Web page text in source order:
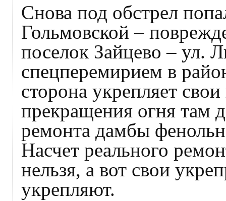
Снова под обстрел
Гольмовской –
поселок Зайцево – ул.
спецперемирием в
сторона укрепляет
прекращения огня там
ремонта дамбы
Насчет реального
нельзя, а вот свои
укрепляют.